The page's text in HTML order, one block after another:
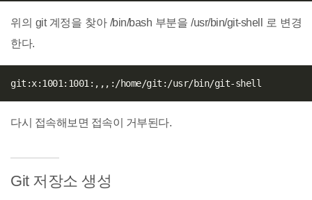
위의 git 계정을 찾아 /bin/bash 부분을 /usr/bin/git-shell 로 변경
한다.
다시 접속해보면 접속이 거부된다.
Git 저장소 생성